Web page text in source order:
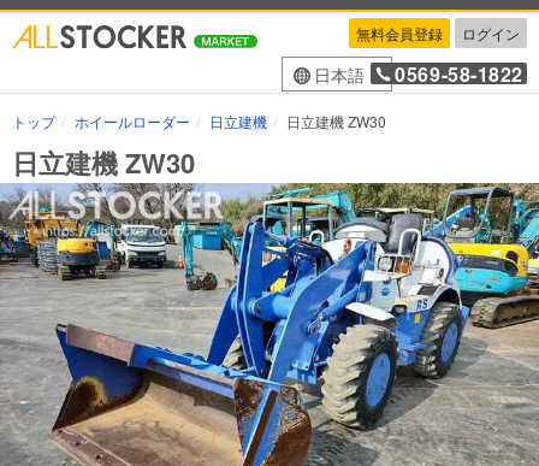
無料会員登録 ログイン
日本語 0569-58-1822
トップ ホイールローダー 日立建機 日立建機 ZW30
日立建機 ZW30